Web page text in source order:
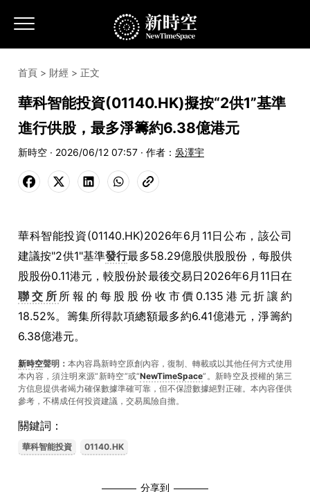
首頁 > 財經 > 正文
華科智能投資(01140.HK)擬按“2供1”基準
進行供股，最多淨籌約6.38億港元
新時空 · 2026/06/12 07:57 · 作者： 吳澤宇
華科智能投資(01140.HK)2026年6月11日公布，該公司
建議按"2供1"基準發行最多58.29億股供股股份，每股供
股股份0.11港元，較股份於最後交易日2026年6月11日在
聯交所 所報的每股股份收市價0.135港元折讓約
18.52%。籌集所得款項總額最多約6.41億港元，淨籌約
6.38億港元。
新時空聲明： 本內容爲新時空原創內容，復制、轉載或以其他任何方式使用
本內容，須注明來源“新時空”或“NewTimeSpace”。新時空及授權的第三
方信息提供者竭力確保數據準確可靠，但不保證數據絕對正確。本內容僅供
參考，不構成任何投資建議，交易風險自擔。
關鍵詞：
華科智能投資 01140.HK
分享到